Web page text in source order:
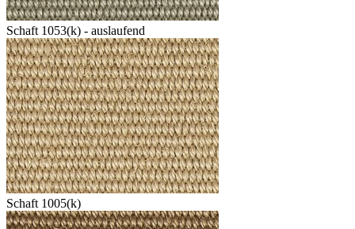
Schaft 1053(k) - auslaufend
Schaft 1005(k)